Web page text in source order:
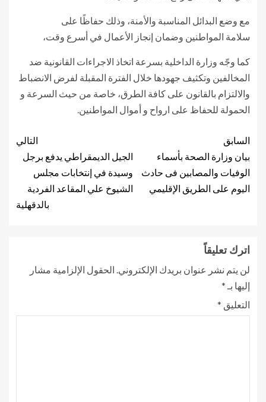
مع وضع البدائل المناسبة والأمنة، وذلك حفاظًا على
سلامة المواطنين وضمان إنجاز الأعمال في أسرع وقت،
كما وجّه وزارة الداخلية بسرعة اتخاذ الاجراءات القانونية ضد
المخالفين وتكثيف جهودها خلال الفترة المقبلة لفرض الانضباط
والالتزام بالقانون على كافة الطرق، خاصة من حيث السرعة و
الحمولة للحفاظ على ارواح و أموال المواطنين.
السابق
بيان وزارة الصحة بأسماء
الوفيات والمصابين فى حادث
اليوم على الطريق الإقليمي
التالي
الجيل الديمقراطي يدفع برجل
وسيدة في إنتخابات مجلس
الشيوخ علي المقاعد الفردية
بالدقهلية
اترك تعليقاً
لن يتم نشر عنوان بريدك الإلكتروني. الحقول الإلزامية مشار
إليها بـ *
التعليق *